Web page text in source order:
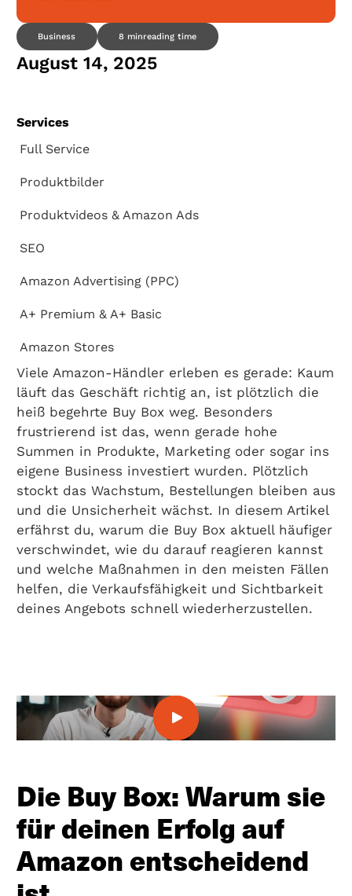
Viele Amazon-Händler erleben es gerade: Kaum
läuft das Geschäft richtig an, ist plötzlich die
heiß begehrte Buy Box weg. Besonders
frustrierend ist das, wenn gerade hohe
Summen in Produkte, Marketing oder sogar ins
eigene Business investiert wurden. Plötzlich
stockt das Wachstum, Bestellungen bleiben aus
und die Unsicherheit wächst. In diesem Artikel
erfährst du, warum die Buy Box aktuell häufiger
verschwindet, wie du darauf reagieren kannst
und welche Maßnahmen in den meisten Fällen
helfen, die Verkaufsfähigkeit und Sichtbarkeit
deines Angebots schnell wiederherzustellen.
Die Buy Box: Warum sie
für deinen Erfolg auf
Amazon entscheidend
Business 8 minreading time
August 14, 2025
Services
Full Service
Produktbilder
Produktvideos & Amazon Ads
SEO
Amazon Advertising (PPC)
A+ Premium & A+ Basic
Amazon Stores